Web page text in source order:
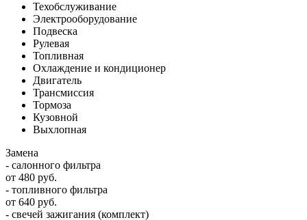
Техобслуживание
Электрооборудование
Подвеска
Рулевая
Топливная
Охлаждение и кондиционер
Двигатель
Трансмиссия
Тормоза
Кузовной
Выхлопная
Замена
- салонного фильтра
от 480 руб.
- топливного фильтра
от 640 руб.
- свечей зажигания (комплект)